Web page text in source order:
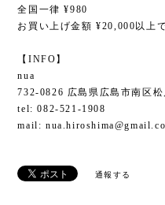
全国一律 ¥980
お買い上げ金額 ¥20,000以上
【INFO】
nua
732-0826 広島県広島市南区
tel: 082-521-1908
mail:
通報する